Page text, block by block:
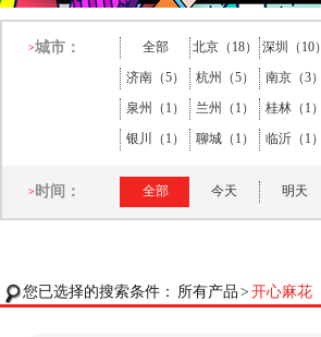
>城市： 全部 北京（18） 深圳（10）
济南（5）
杭州（5） 南京（3）
泉州（1）
兰州（1） 桂林（1）
银川（1）
聊城（1） 临沂（1）
>时间： 全部 今天 明天
您已选择的搜索条件： 所有产品 > 开心麻花